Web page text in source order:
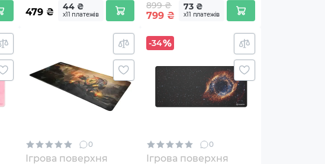
479₴ 44 ₴
х11 платежів
899 ₴
799 ₴
73 ₴
х11 платежів
0
Ігрова поверхня
-34
0
Ігрова поверхня